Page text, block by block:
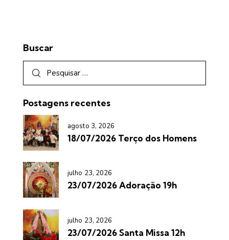
Buscar
Postagens recentes
agosto 3, 2026
18/07/2026 Terço dos Homens
julho 23, 2026
23/07/2026 Adoração 19h
julho 23, 2026
23/07/2026 Santa Missa 12h